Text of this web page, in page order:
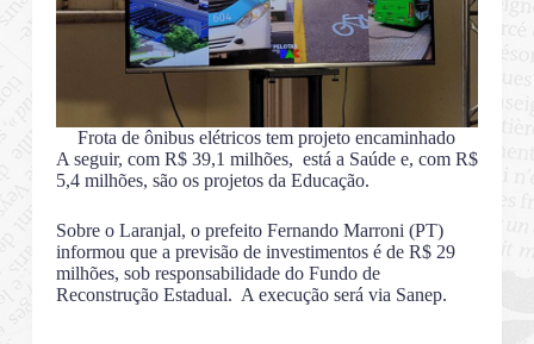
Frota de ônibus elétricos tem projeto encaminhado
A seguir, com R$ 39,1 milhões, está a Saúde e, com R$
5,4 milhões, são os projetos da Educação.
Sobre o Laranjal, o prefeito Fernando Marroni (PT)
informou que a previsão de investimentos é de R$ 29
milhões, sob responsabilidade do Fundo de
Reconstrução Estadual. A execução será via Sanep.